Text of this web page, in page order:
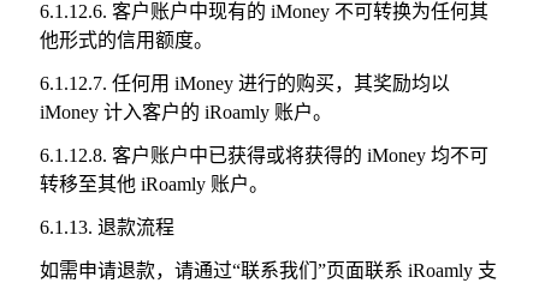
6.1.12.6. 客户账户中现有的 iMoney 不可转换为任何其
他形式的信用额度。
6.1.12.7. 任何用 iMoney 进行的购买，其奖励均以
iMoney 计入客户的 iRoamly 账户。
6.1.12.8. 客户账户中已获得或将获得的 iMoney 均不可
转移至其他 iRoamly 账户。
6.1.13. 退款流程
如需申请退款，请通过“联系我们”页面联系 iRoamly 支